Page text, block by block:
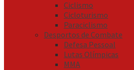
Ciclismo
Cicloturismo
Paraciclismo
Desportos de Combate
Defesa Pessoal
Lutas Olímpicas
MMA